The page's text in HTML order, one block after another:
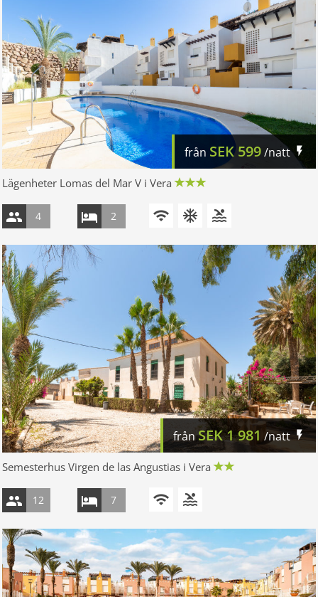
från SEK 599/natt
Lägenheter Lomas del Mar V i Vera
4 2
frånSEK1 981 /natt
Semesterhus Virgen de las Angustias i Vera
12 7